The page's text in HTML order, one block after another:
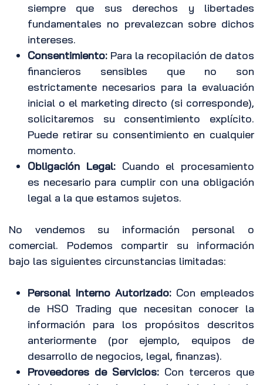
siempre que sus derechos y libertades
fundamentales no prevalezcan sobre dichos
intereses.
Consentimiento: Para la recopilación de datos
financieros sensibles que no son
estrictamente necesarios para la evaluación
inicial o el marketing directo (si corresponde),
solicitaremos su consentimiento explícito.
Puede retirar su consentimiento en cualquier
momento.
Obligación Legal: Cuando el procesamiento
es necesario para cumplir con una obligación
legal a la que estamos sujetos.
No vendemos su información personal o
comercial. Podemos compartir su información
bajo las siguientes circunstancias limitadas:
Personal Interno Autorizado: Con empleados
de HSO Trading que necesitan conocer la
información para los propósitos descritos
anteriormente (por ejemplo, equipos de
desarrollo de negocios, legal, finanzas).
Proveedores de Servicios: Con terceros que